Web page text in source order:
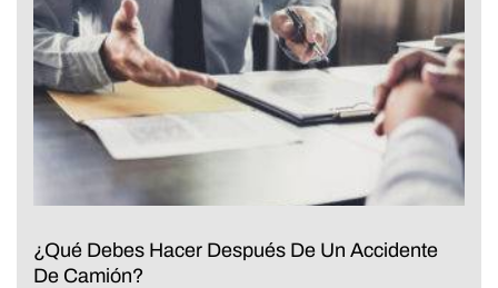
¿Qué Debes Hacer Después De Un Accidente
De Camión?